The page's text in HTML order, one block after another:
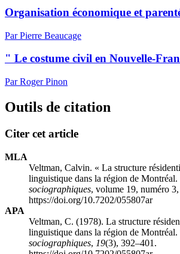
Organisation économique et
Par Pierre Beaucage
" Le costume civil en Nouvelle-
Par Roger Pinon
Outils de citation
Citer cet article
MLA
Veltman, Calvin. « La structure
linguistique dans la région de Montréal.
sociographiques, volume 19, numéro
https://doi.org/10.7202/055807ar
APA
Veltman, C. (1978). La structure
linguistique dans la région de Montréal.
sociographiques, 19(3), 392–401.